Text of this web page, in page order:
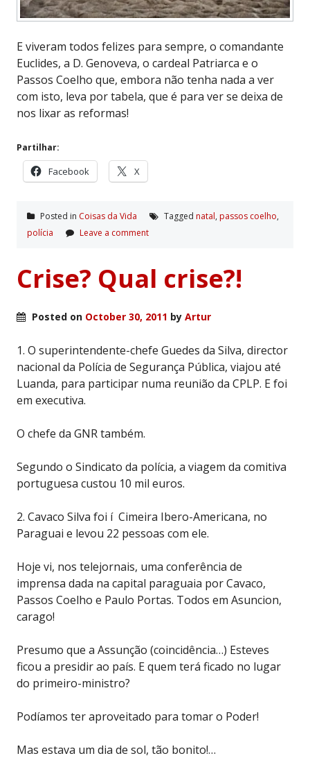
E viveram todos felizes para sempre, o comandante
Euclides, a D. Genoveva, o cardeal Patriarca e o
Passos Coelho que, embora não tenha nada a ver
com isto, leva por tabela, que é para ver se deixa de
nos lixar as reformas!
Partilhar:
Facebook X
Posted in Coisas da Vida Tagged natal, passos coelho,
polí­cia
Leave a comment
Crise? Qual crise?!
Posted on October 30, 2011 by Artur
1. O superintendente-chefe Guedes da Silva, director
nacional da Polícia de Segurança Pública, viajou até
Luanda, para participar numa reunião da CPLP. E foi
em executiva.
O chefe da GNR também.
Segundo o Sindicato da polícia, a viagem da comitiva
portuguesa custou 10 mil euros.
2. Cavaco Silva foi í Cimeira Ibero-Americana, no
Paraguai e levou 22 pessoas com ele.
Hoje vi, nos telejornais, uma conferência de
imprensa dada na capital paraguaia por Cavaco,
Passos Coelho e Paulo Portas. Todos em Asuncion,
carago!
Presumo que a Assunção (coincidência…) Esteves
ficou a presidir ao país. E quem terá ficado no lugar
do primeiro-ministro?
Podíamos ter aproveitado para tomar o Poder!
Mas estava um dia de sol, tão bonito!…